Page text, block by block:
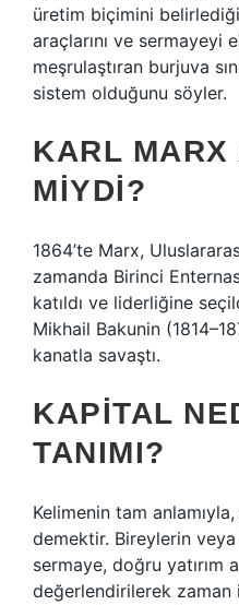
üretim biçimini
araçlarını ve sermayeyi
meşrulaştıran burjuva
sistem olduğunu söyler.
KARL MARX
MIYDI?
1864’te Marx,
zamanda Birinci
katıldı ve liderliğine
Mikhail Bakunin
kanatla savaştı.
KAPITAL
TANIMI?
Kelimenin tam
demektir. Bireylerin
sermaye, doğru yatırım
değerlendirilerek zaman